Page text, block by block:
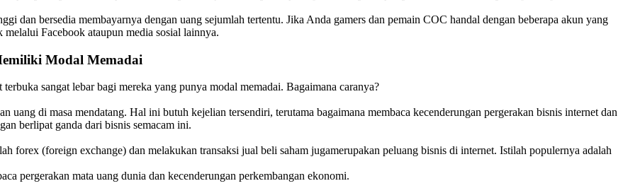
dan bersedia membayarnya dengan uang sejumlah tertentu. Jika Anda gamers dan pemain COC handal dengan beberapa akun yang
Facebook ataupun media sosial lainnya.
Modal Memadai
sangat lebar bagi mereka yang punya modal memadai. Bagaimana caranya?
uang di masa mendatang. Hal ini butuh kejelian tersendiri, terutama bagaimana membaca kecenderungan pergerakan bisnis internet dan
berlipat ganda dari bisnis semacam ini.
forex (foreign exchange) dan melakukan transaksi jual beli saham jugamerupakan peluang bisnis di internet. Istilah populernya adalah
pergerakan mata uang dunia dan kecenderungan perkembangan ekonomi.